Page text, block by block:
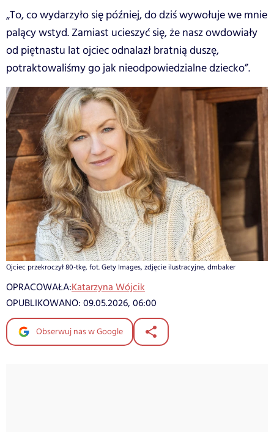
„To, co wydarzyło się później, do dziś wywołuje we mnie
palący wstyd. Zamiast ucieszyć się, że nasz owdowiały
od piętnastu lat ojciec odnalazł bratnią duszę,
potraktowaliśmy go jak nieodpowiedzialne dziecko”.
Ojciec przekroczył 80-tkę, fot. Gety Images, zdjęcie ilustracyjne, dmbaker
OPRACOWAŁA:Katarzyna Wójcik
OPUBLIKOWANO: 09.05.2026, 06:00
Obserwuj nas w Google